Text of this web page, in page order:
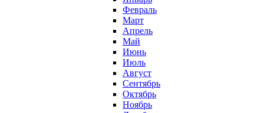
Февраль
Март
Апрель
Май
Июнь
Июль
Август
Сентябрь
Октябрь
Ноябрь